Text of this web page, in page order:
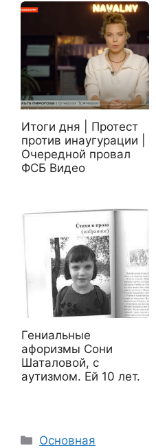
Итоги дня | Протест
против инаугурации |
Очередной провал
ФСБ Видео
Гениальные
афоризмы Сони
Шаталовой, с
аутизмом. Ей 10 лет.
Рубрики
Основная